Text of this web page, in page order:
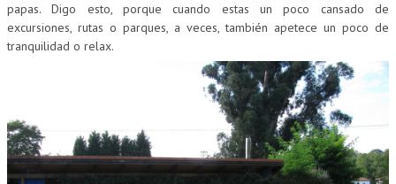
papas. Digo esto, porque cuando estas un poco cansado de
excursiones, rutas o parques, a veces, también apetece un poco de
tranquilidad o relax.